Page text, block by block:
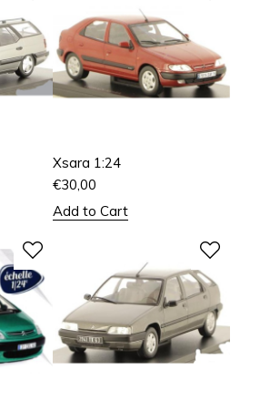
Xsara 1:24
€30,00
Add to Cart